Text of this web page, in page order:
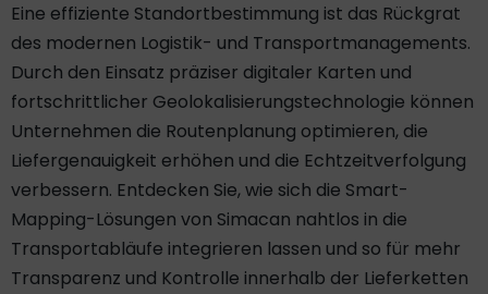
Eine effiziente Standortbestimmung ist das Rückgrat
des modernen Logistik- und Transportmanagements.
Durch den Einsatz präziser digitaler Karten und
fortschrittlicher Geolokalisierungstechnologie können
Unternehmen die Routenplanung optimieren, die
Liefergenauigkeit erhöhen und die Echtzeitverfolgung
verbessern. Entdecken Sie, wie sich die Smart-
Mapping-Lösungen von Simacan nahtlos in die
Transportabläufe integrieren lassen und so für mehr
Transparenz und Kontrolle innerhalb der Lieferketten